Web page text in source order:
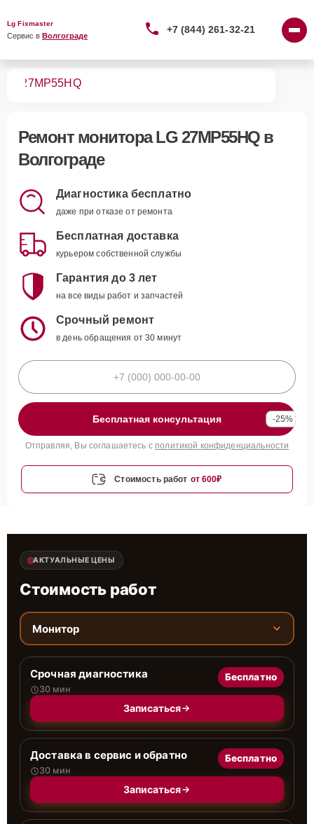
Lg Fixmaster
Сервис в Волгограде
+7 (844) 261-32-21
27MP55HQ
Ремонт монитора LG 27MP55HQв
Волгограде
Диагностика бесплатно
даже при отказе от ремонта
Бесплатная доставка
курьером собственной службы
Гарантия до 3 лет
на все виды работ и запчастей
Срочный ремонт
в день обращения от 30 минут
Бесплатная консультация -25%
Отправляя, Вы соглашаетесь с политикой конфиденциальности
Стоимость работ от 600₽
АКТУАЛЬНЫЕ ЦЕНЫ
Стоимость работ
Монитор
Срочная диагностика
30 мин
Бесплатно
Записаться
Доставка в сервис и обратно
30 мин
Бесплатно
Записаться